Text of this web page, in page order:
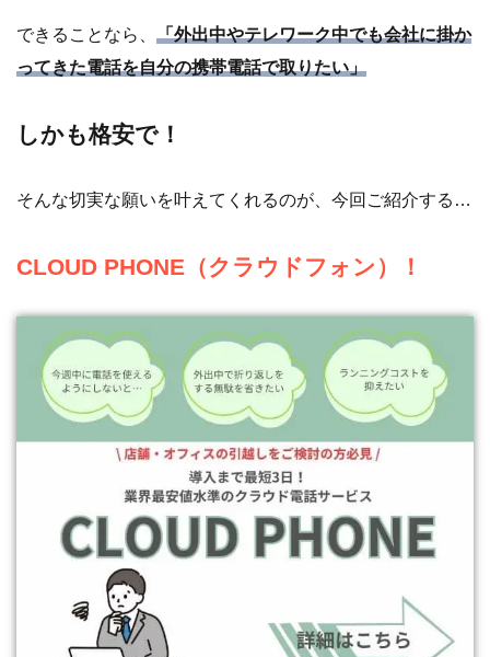
できることなら、 「外出中やテレワーク中でも会社に掛か
ってきた電話を自分の携帯電話で取りたい」
しかも格安で！
そんな切実な願いを叶えてくれるのが、今回ご紹介する…
CLOUD PHONE （クラウドフォン）！